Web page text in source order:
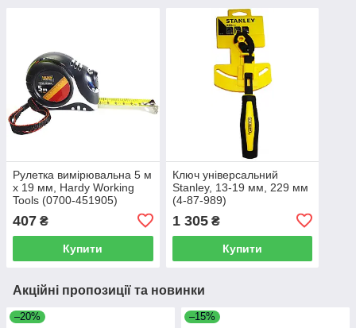
Рулетка вимірювальна 5 м
х 19 мм, Hardy Working
Tools (0700-451905)
407 ₴
Купити
Ключ універсальний
Stanley, 13-19 мм, 229 мм
(4-87-989)
1 305₴
Купити
Акційні пропозиції та новинки
–20% –15%